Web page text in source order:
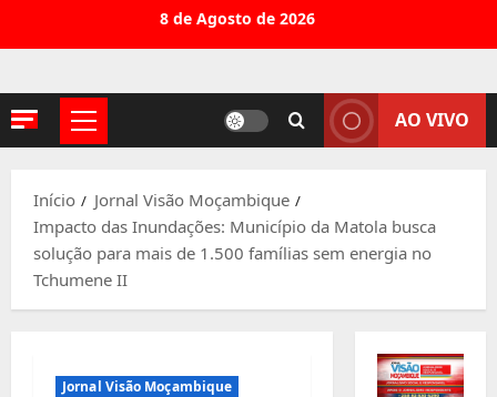
conteúdo
8 de Agosto de 2026
Menu
AO VIVO
Início
Jornal Visão Moçambique
Impacto das Inundações: Município da Matola busca
solução para mais de 1.500 famílias sem energia no
Tchumene II
Jornal Visão Moçambique